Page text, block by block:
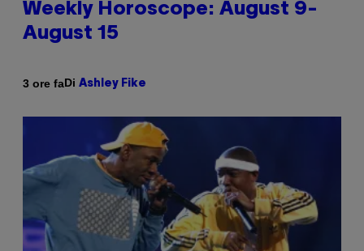
Weekly Horoscope: August 9-
August 15
3 ore faDi Ashley Fike